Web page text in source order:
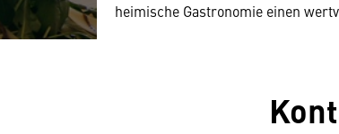
heimische Gastronomie einen